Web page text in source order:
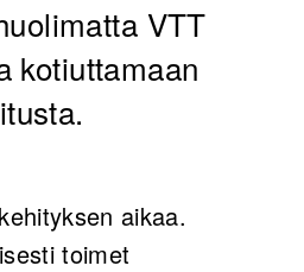
VTT
kotiuttamaan
aikaa.
toimet